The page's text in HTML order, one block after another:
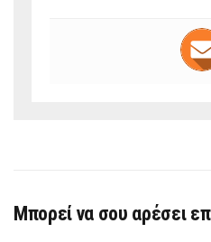
Μπορεί να σου αρέσει